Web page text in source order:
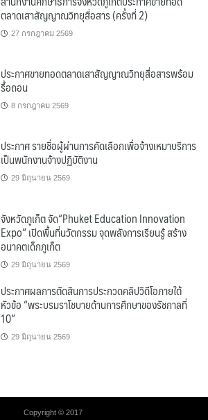
ตลาดเสาสัญญาณวิทยุสื่อสาร (ครั้งที่ 2)
27 กรกฎาคม 2569
ประกาศขายทอดตลาดเสาสัญญาณวิทยุสื่อสารพร้อม
รื้อถอน
8 กรกฎาคม 2569
ประกาศ รายชื่อผู้ผ่านการคัดเลือกเพื่อจ้างเหมาบริการ
เป็นพนักงานจ้างปฏิบัติงาน
29 มิถุนายน 2569
จังหวัดภูเก็ต จัด“Phuket Education Innovation
Expo” เปิดพื้นที่นวัตกรรม จุดพลังการเรียนรู้ สร้าง
อนาคตเด็กภูเก็ต
29 มิถุนายน 2569
ประกาศผลการตัดสินการประกวดคลิปวิดีโอภายใต้
หัวข้อ “พระบรมราโชบายด้านการศึกษาของรัชกาลที่
10”
29 มิถุนายน 2569
Copyright © 2017